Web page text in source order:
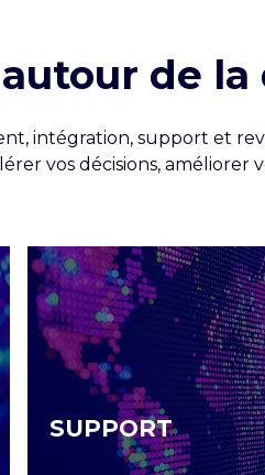
de la
intégration, support et
vos décisions,
SUPPORT